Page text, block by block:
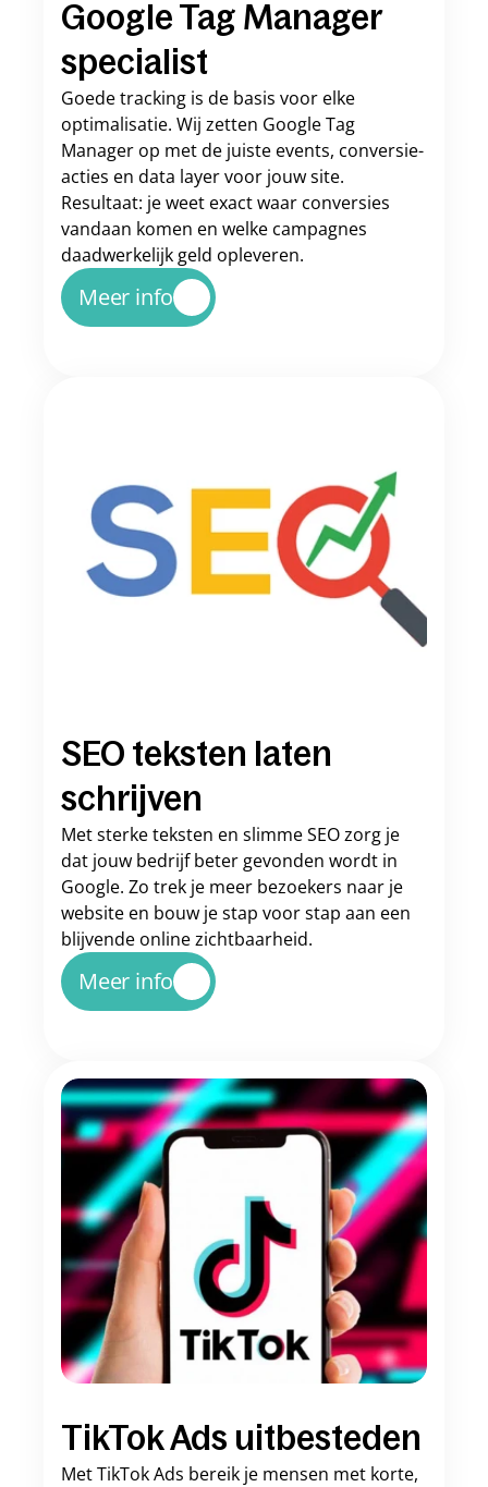
Google Tag Manager
specialist
Goede tracking is de basis voor elke
optimalisatie. Wij zetten Google Tag
Manager op met de juiste events, conversie-
acties en data layer voor jouw site.
Resultaat: je weet exact waar conversies
vandaan komen en welke campagnes
daadwerkelijk geld opleveren.
Meer info
SEO teksten laten
schrijven
Met sterke teksten en slimme SEO zorg je
dat jouw bedrijf beter gevonden wordt in
Google. Zo trek je meer bezoekers naar je
website en bouw je stap voor stap aan een
blijvende online zichtbaarheid.
Meer info
TikTok Ads uitbesteden
Met TikTok Ads bereik je mensen met korte,